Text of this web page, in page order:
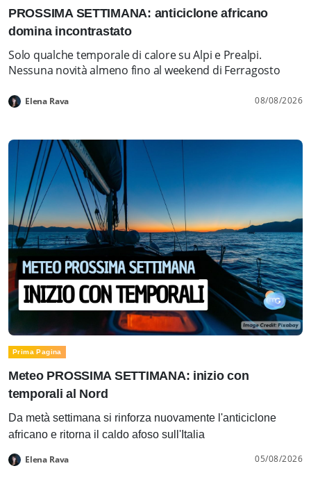
PROSSIMA SETTIMANA: anticiclone africano
domina incontrastato
Solo qualche temporale di calore su Alpi e Prealpi.
Nessuna novità almeno fino al weekend di Ferragosto
Elena Rava 08/08/2026
Prima Pagina
Meteo PROSSIMA SETTIMANA: inizio con
temporali al Nord
Da metà settimana si rinforza nuovamente l'anticiclone
africano e ritorna il caldo afoso sull'Italia
Elena Rava 05/08/2026